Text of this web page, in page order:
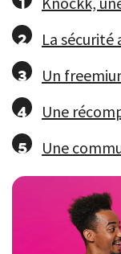
La
Un
Une
Une